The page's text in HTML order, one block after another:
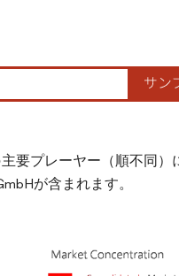
プレーヤー（順不同）
が含まれます。